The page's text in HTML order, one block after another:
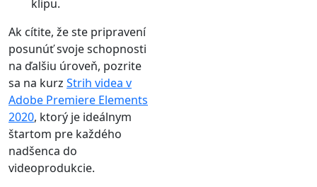
klipu.
Ak cítite, že ste pripravení
posunúť svoje schopnosti
na ďalšiu úroveň, pozrite
sa na kurz Strih videa v
Adobe Premiere Elements
2020, ktorý je ideálnym
štartom pre každého
nadšenca do
videoprodukcie.